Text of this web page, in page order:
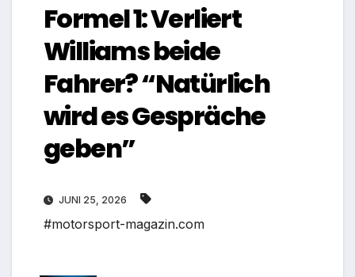
Formel 1: Verliert
Williams beide
Fahrer? “Natürlich
wird es Gespräche
geben”
JUNI 25, 2026
#motorsport-magazin.com